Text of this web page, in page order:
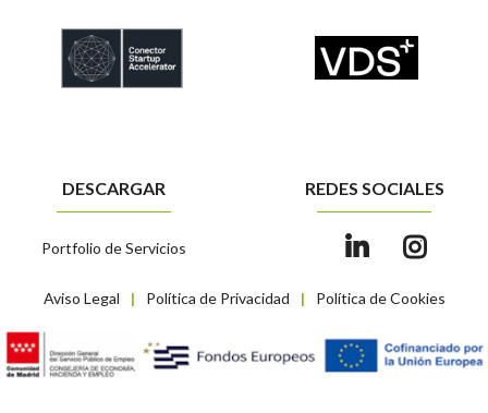
Aviso Legal | Política de Privacidad | Política de Cookies
DESCARGAR
Portfolio de Servicios
REDES SOCIALES